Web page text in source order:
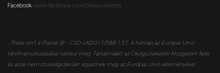
Facebook: www.facebook.com/Okogyulekezet
„ There isn’t a Planet B! - CSO-LA/2017/388-137. A honlap az Európai Unió
társfinanszírozásával valósul meg. Tartalmáért az Ökogyülekezeti Mozgalom felel,
és azok nem szükségszerűen egyeznek meg az Európai Unió véleményével.”